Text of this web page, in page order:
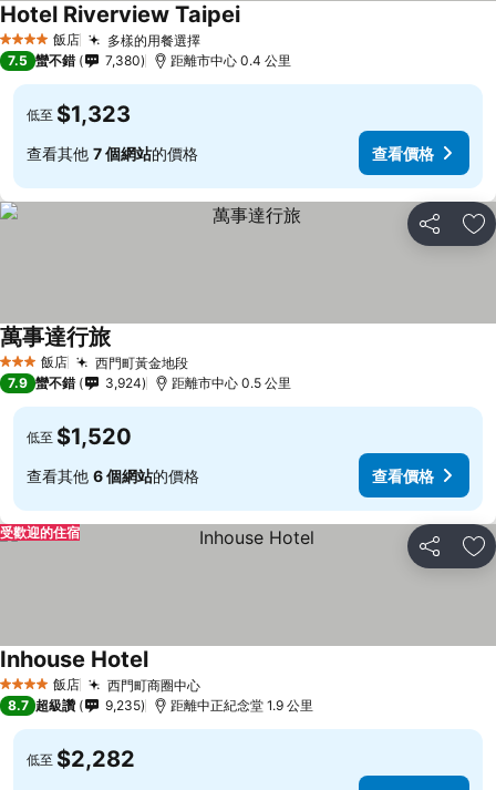
4 星級 飯店 多樣的用餐選擇
Hotel Riverview Taipei
7.5 蠻不錯 7,380 距離市中心 0.4 公里
低至 $1,323
查看其他 7 個網站的價格 查看價格
分享 加
3 星級 飯店 西門町黃金地段
萬事達行旅
7.9 蠻不錯 3,924 距離市中心 0.5 公里
低至 $1,520
查看其他 6 個網站的價格 查看價格
分享 加
受歡迎的住宿
4 星級 飯店 西門町商圈中心
Inhouse Hotel
8.7 超級讚 9,235 距離中正紀念堂 1.9 公里
低至 $2,282